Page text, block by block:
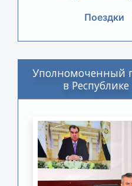
Поездки
Уполномоченный
в